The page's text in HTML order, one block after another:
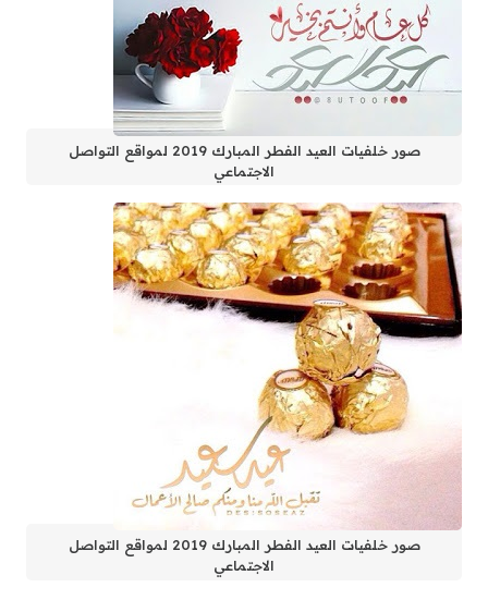
صور خلفيات العيد الفطر المبارك 2019 لمواقع التواصل
الاجتماعي
صور خلفيات العيد الفطر المبارك 2019 لمواقع التواصل
الاجتماعي